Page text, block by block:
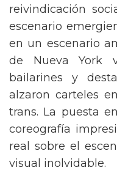
reivindicación
escenario
en un escenario
de Nueva York
bailarines y
alzaron carteles
trans. La puesta
coreografía
real sobre el
visual inolvidable.